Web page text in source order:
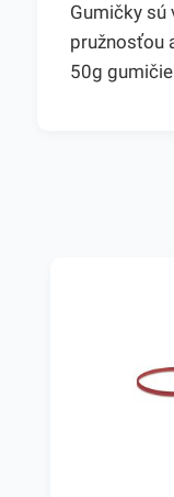
Gumičky sú
pružnosťou
50g